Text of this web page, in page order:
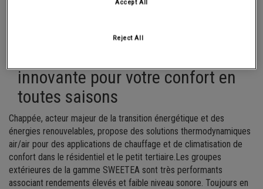
innovante pour votre confort en
toutes saisons
Chappée, acteur majeur de la transition énergétique et des
énergies renouvelables, propose des solutions thermodynamiques
air/air pour des applications de chauffage et de climatisation de
confort dans le résidentiel et le petit tertiaire.Les groupes
extérieures de la gamme SWEETEA sont très performants
associant rendements élevés et faible niveau sonore. Toujours en
Reject All
Accept All